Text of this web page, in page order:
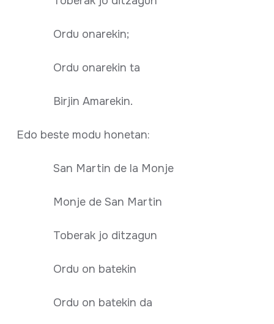
Ordu onarekin;
Ordu onarekin ta
Birjin Amarekin.
Edo beste modu honetan:
San Martin de la Monje
Monje de San Martin
Toberak jo ditzagun
Ordu on batekin
Ordu on batekin da